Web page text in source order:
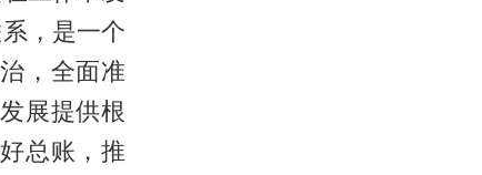
，是一个
，全面准
展提供根
总账，推